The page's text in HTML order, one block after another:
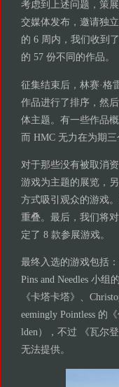
考虑到上述问题，策
交媒体发布，邀请独
的 6 周内，我们收到
的 57 份不同的作品。
征集结束后，林赛·格
作品进行了排序，然
体主题。有一些作品
而 HMC 无力在为期三
对于那些没有被取消
游戏为主题的展览，
方式吸引观众的游戏
重叠。最后，我们将
定了 8 款参展游戏。
最终入选的游戏包括
Pins and Needles 小组
《卡塔卡塔》、
eemingly Pointless 的
lden），不过 《瓦尔
无法提供。